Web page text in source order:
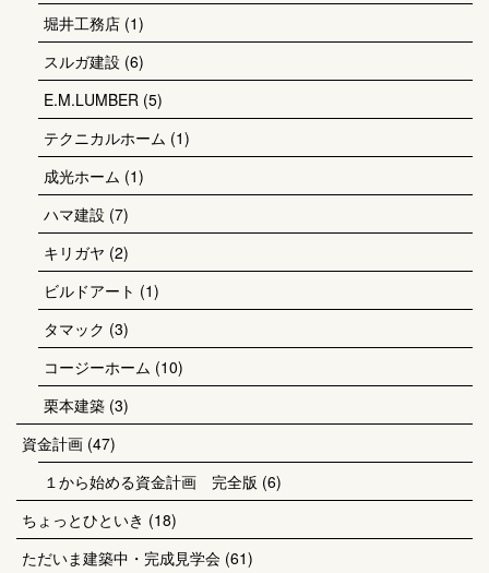
堀井工務店 (1)
スルガ建設 (6)
E.M.LUMBER (5)
テクニカルホーム (1)
成光ホーム (1)
ハマ建設 (7)
キリガヤ (2)
ビルドアート (1)
タマック (3)
コージーホーム (10)
栗本建築 (3)
資金計画 (47)
１から始める資金計画 完全版 (6)
ちょっとひといき (18)
ただいま建築中・完成見学会 (61)